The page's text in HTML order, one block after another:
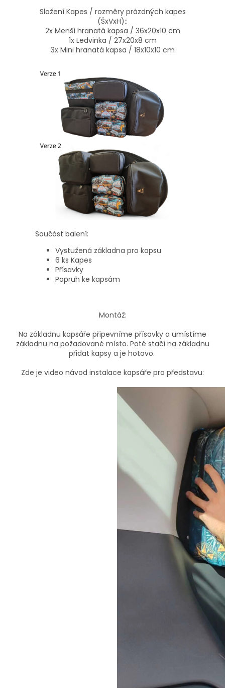
Složení Kapes / rozměry prázdných kapes
(ŠxVxH)::
2x Menší hranatá kapsa / 36x20x10 cm
1x Ledvinka / 27x20x8 cm
3x Mini hranatá kapsa / 18x10x10 cm
Součást balení:
Vystužená základna pro kapsu
6 ks Kapes
Přísavky
Popruh ke kapsám
Montáž:
Na základnu kapsáře připevníme přísavky a umístíme
základnu na požadované místo. Poté stačí na základnu
přidat kapsy a je hotovo.
Zde je video návod instalace kapsáře pro představu: